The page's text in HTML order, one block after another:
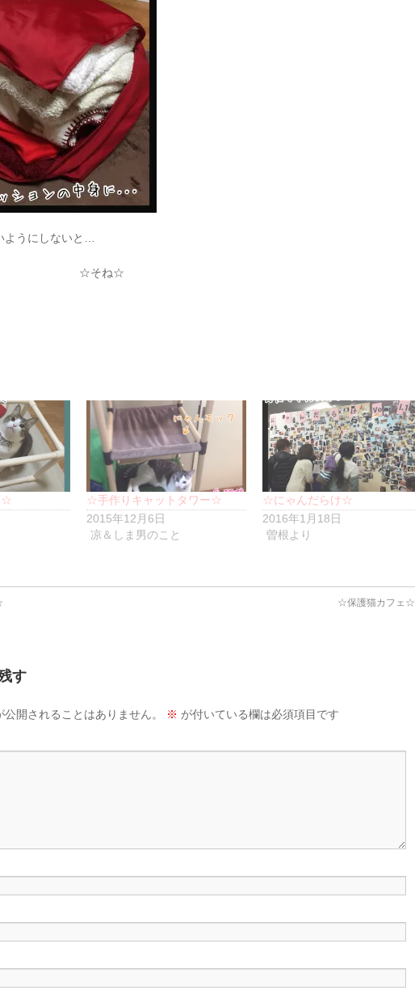
ようにしないと…
ね☆
☆
☆手作りキャットタワー☆
2015年12月6日
凉＆しま男のこと
☆にゃんだらけ☆
2016年1月18日
曽根より
☆保護猫カフェ☆
す
公開されることはありません。 ※ が付いている欄は必須項目です